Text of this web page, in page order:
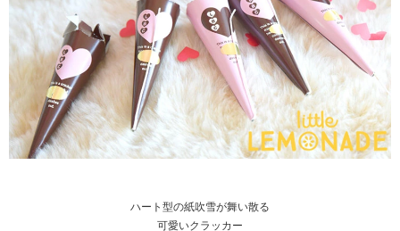
ハート型の紙吹雪が舞い散る
可愛いクラッカー